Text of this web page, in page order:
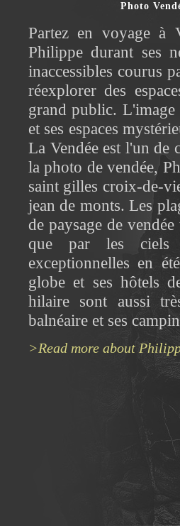
Photo
Partez en voyage à
Philippe durant ses
inaccessibles courus
réexplorer des
grand public. L'image
et ses espaces
La Vendée est l'un de
la photo de vendée,
saint gilles croix-de-
jean de monts. Les
de paysage de
que par les ciels
exceptionnelles en
globe et ses hôtels
hilaire sont aussi
balnéaire et ses
>Read more about